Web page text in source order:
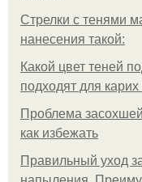
Стрелки с тенями
нанесения такой:
Какой цвет теней
подходят для карих
Проблема
как избежать
Правильный уход